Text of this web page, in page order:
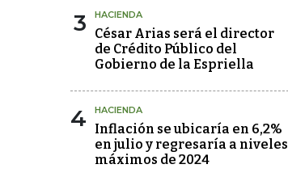
3 HACIENDA
César Arias será el director
de Crédito Público del
Gobierno de la Espriella
4 HACIENDA
Inflación se ubicaría en 6,2%
en julio y regresaría a niveles
máximos de 2024